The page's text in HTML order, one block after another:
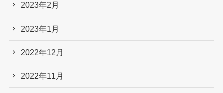
2023年2月
2023年1月
2022年12月
2022年11月